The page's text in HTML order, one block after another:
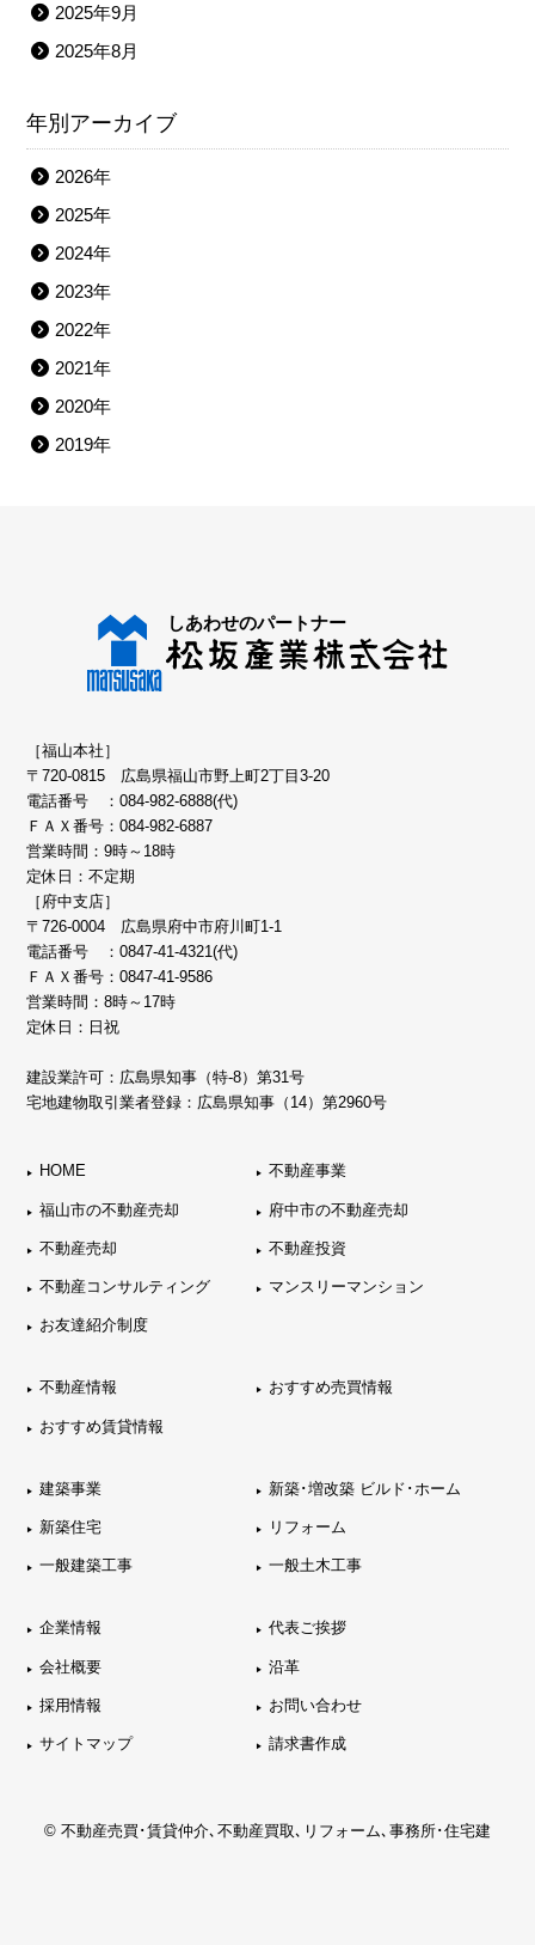
2025年9月
2025年8月
年別アーカイブ
2026年
2025年
2024年
2023年
2022年
2021年
2020年
2019年
［福山本社］
〒720-0815 広島県福山市野上町2丁目3-20
電話番号 ：084-982-6888(代)
ＦＡＸ番号：084-982-6887
営業時間：9時～18時
定休日：不定期
［府中支店］
〒726-0004 広島県府中市府川町1-1
電話番号 ：0847-41-4321(代)
ＦＡＸ番号：0847-41-9586
営業時間：8時～17時
定休日：日祝
建設業許可：広島県知事（特-8）第31号
宅地建物取引業者登録：広島県知事（14）第2960号
HOME 不動産事業
福山市の不動産売却 府中市の不動産売却
不動産売却 不動産投資
不動産コンサルティング マンスリーマンション
お友達紹介制度
不動産情報 おすすめ売買情報
おすすめ賃貸情報
建築事業 新築･増改築 ビルド･ホーム
新築住宅 リフォーム
一般建築工事 一般土木工事
企業情報 代表ご挨拶
会社概要 沿革
採用情報 お問い合わせ
サイトマップ 請求書作成
© 不動産売買･賃貸仲介､不動産買取､リフォーム､事務所･住宅建